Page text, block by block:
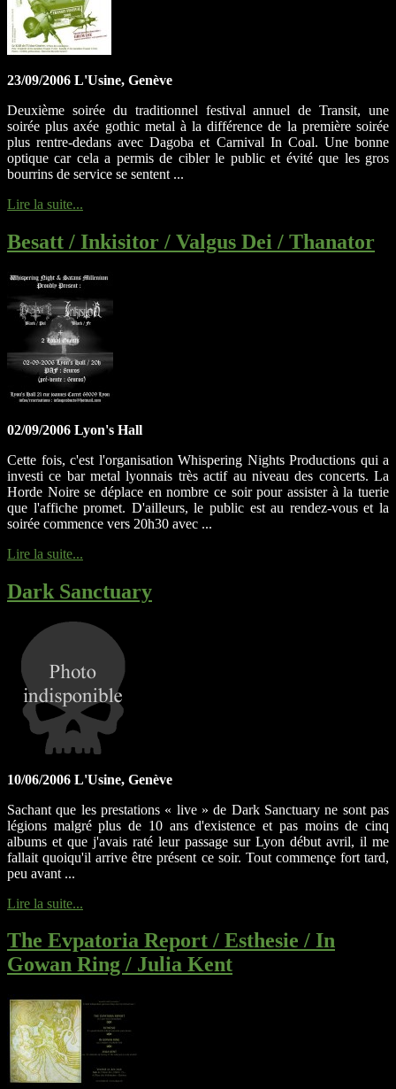
23/09/2006 L'Usine, Genève
Deuxième soirée du traditionnel festival annuel de Transit, une
soirée plus axée gothic metal à la différence de la première soirée
plus rentre-dedans avec Dagoba et Carnival In Coal. Une bonne
optique car cela a permis de cibler le public et évité que les gros
bourrins de service se sentent ...
Lire la suite...
Besatt / Inkisitor / Valgus Dei / Thanator
02/09/2006 Lyon's Hall
Cette fois, c'est l'organisation Whispering Nights Productions qui a
investi ce bar metal lyonnais très actif au niveau des concerts. La
Horde Noire se déplace en nombre ce soir pour assister à la tuerie
que l'affiche promet. D'ailleurs, le public est au rendez-vous et la
soirée commence vers 20h30 avec ...
Lire la suite...
Dark Sanctuary
10/06/2006 L'Usine, Genève
Sachant que les prestations « live » de Dark Sanctuary ne sont pas
légions malgré plus de 10 ans d'existence et pas moins de cinq
albums et que j'avais raté leur passage sur Lyon début avril, il me
fallait quoiqu'il arrive être présent ce soir. Tout commençe fort tard,
peu avant ...
Lire la suite...
The Evpatoria Report / Esthesie / In
Gowan Ring / Julia Kent